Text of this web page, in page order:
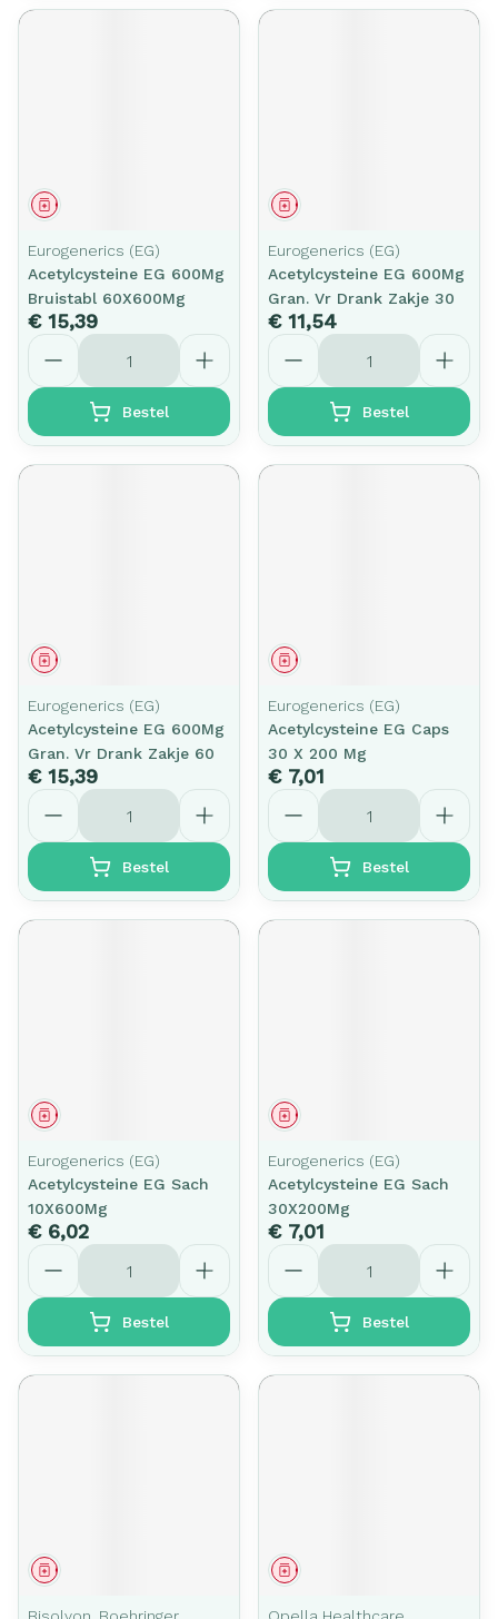
Geneesmiddel
Eurogenerics (EG)
Acetylcysteine EG 600Mg
Bruistabl 60X600Mg
€ 15,39
Aantal
Bestel
Geneesmiddel
Eurogenerics (EG)
Acetylcysteine EG 600Mg
Gran. Vr Drank Zakje 30
€ 11,54
Aantal
Bestel
Geneesmiddel
Eurogenerics (EG)
Acetylcysteine EG 600Mg
Gran. Vr Drank Zakje 60
€ 15,39
Aantal
Bestel
Geneesmiddel
Eurogenerics (EG)
Acetylcysteine EG Caps
30 X 200 Mg
€ 7,01
Aantal
Bestel
Geneesmiddel
Eurogenerics (EG)
Acetylcysteine EG Sach
10X600Mg
€ 6,02
Aantal
Bestel
Geneesmiddel
Eurogenerics (EG)
Acetylcysteine EG Sach
30X200Mg
€ 7,01
Aantal
Bestel
Geneesmiddel Geneesmiddel